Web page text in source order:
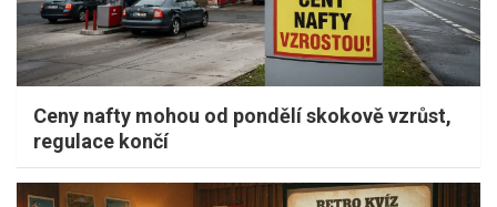
Ceny nafty mohou od pondělí skokově vzrůst,
regulace končí